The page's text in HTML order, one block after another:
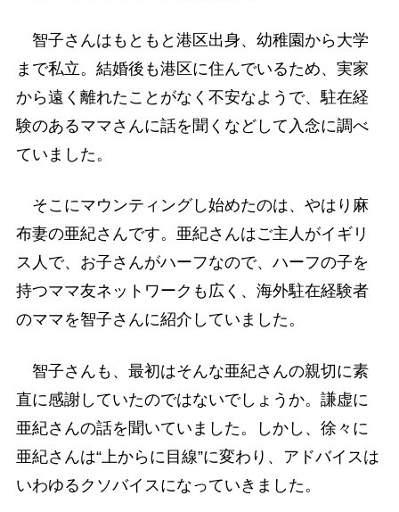
智子さんはもともと港区出身、幼稚園から大学
まで私立。結婚後も港区に住んでいるため、実家
から遠く離れたことがなく不安なようで、駐在経
験のあるママさんに話を聞くなどして入念に調べ
ていました。
そこにマウンティングし始めたのは、やはり麻
布妻の亜紀さんです。亜紀さんはご主人がイギリ
ス人で、お子さんがハーフなので、ハーフの子を
持つママ友ネットワークも広く、海外駐在経験者
のママを智子さんに紹介していました。
智子さんも、最初はそんな亜紀さんの親切に素
直に感謝していたのではないでしょうか。謙虚に
亜紀さんの話を聞いていました。しかし、徐々に
亜紀さんは“上からに目線”に変わり、アドバイスは
いわゆるクソバイスになっていきました。